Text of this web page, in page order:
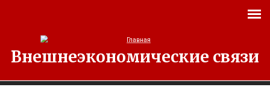
Внешнеэкономические связи